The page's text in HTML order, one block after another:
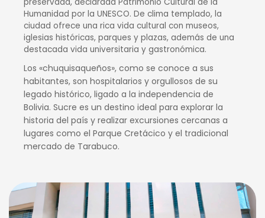
Humanidad por la UNESCO. De clima templado, la
ciudad ofrece una rica vida cultural con museos,
iglesias históricas, parques y plazas, además de una
destacada vida universitaria y gastronómica.
Los «chuquisaqueños», como se conoce a sus
habitantes, son hospitalarios y orgullosos de su
legado histórico, ligado a la independencia de
Bolivia. Sucre es un destino ideal para explorar la
historia del país y realizar excursiones cercanas a
lugares como el Parque Cretácico y el tradicional
mercado de Tarabuco.